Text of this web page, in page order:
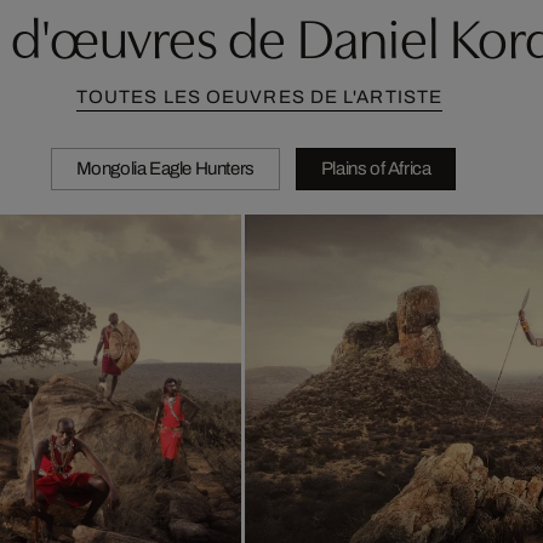
d'œuvres de Daniel
TOUTES LES OEUVRES DE L'ARTISTE
Mongolia Eagle Hunters Plains of Africa